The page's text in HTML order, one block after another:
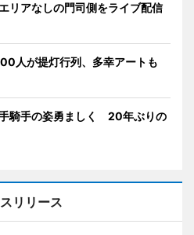
リアなしの門司側をライブ配信
人が提灯行列、多幸アートも
騎手の姿勇ましく 20年ぶりの
リリース